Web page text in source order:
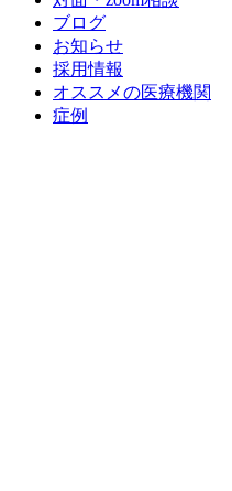
ブログ
お知らせ
採用情報
オススメの医療機関
症例